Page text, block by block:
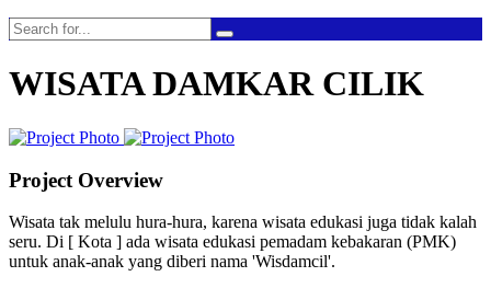
WISATA DAMKAR CILIK
Project Overview
Wisata tak melulu hura-hura, karena wisata edukasi juga tidak kalah
seru. Di [ Kota ] ada wisata edukasi pemadam kebakaran (PMK)
untuk anak-anak yang diberi nama 'Wisdamcil'.